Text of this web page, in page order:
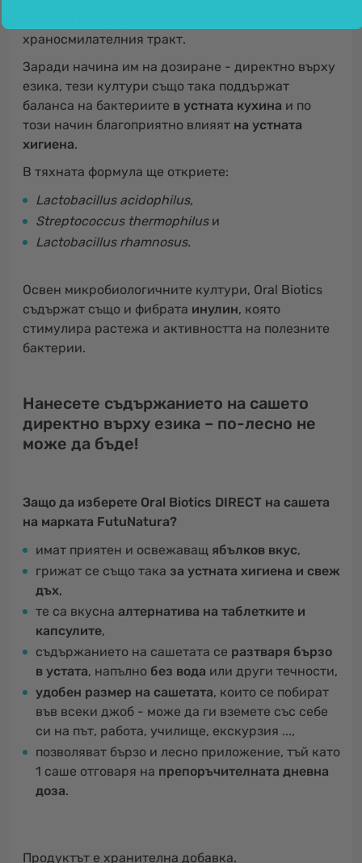
храносмилателния тракт.
Заради начина им на дозиране - директно върху
езика, тези култури също така поддържат
баланса на бактериите в устната кухина и по
този начин благоприятно влияят на устната
хигиена.
В тяхната формула ще откриете:
Lactobacillus acidophilus,
Streptococcus thermophilus и
Lactobacillus rhamnosus.
Освен микробиологичните култури, Oral Biotics
съдържат също и фибрата инулин, която
стимулира растежа и активността на полезните
бактерии.
Нанесете съдържанието на сашето
директно върху езика – по-лесно не
може да бъде!
Защо да изберете Oral Biotics DIRECT на сашета
на марката FutuNatura?
имат приятен и освежаващ ябълков вкус,
грижат се също така за устната хигиена и свеж
дъх,
те са вкусна алтернатива на таблетките и
капсулите,
съдържанието на сашетата се разтваря бързо
в устата, напълно без вода или други течности,
удобен размер на сашетата, които се побират
във всеки джоб - може да ги вземете със себе
си на път, работа, училище, екскурзия ...,
позволяват бързо и лесно приложение, тъй като
1 саше отговаря на препоръчителната дневна
доза.
Продуктът е хранителна добавка.